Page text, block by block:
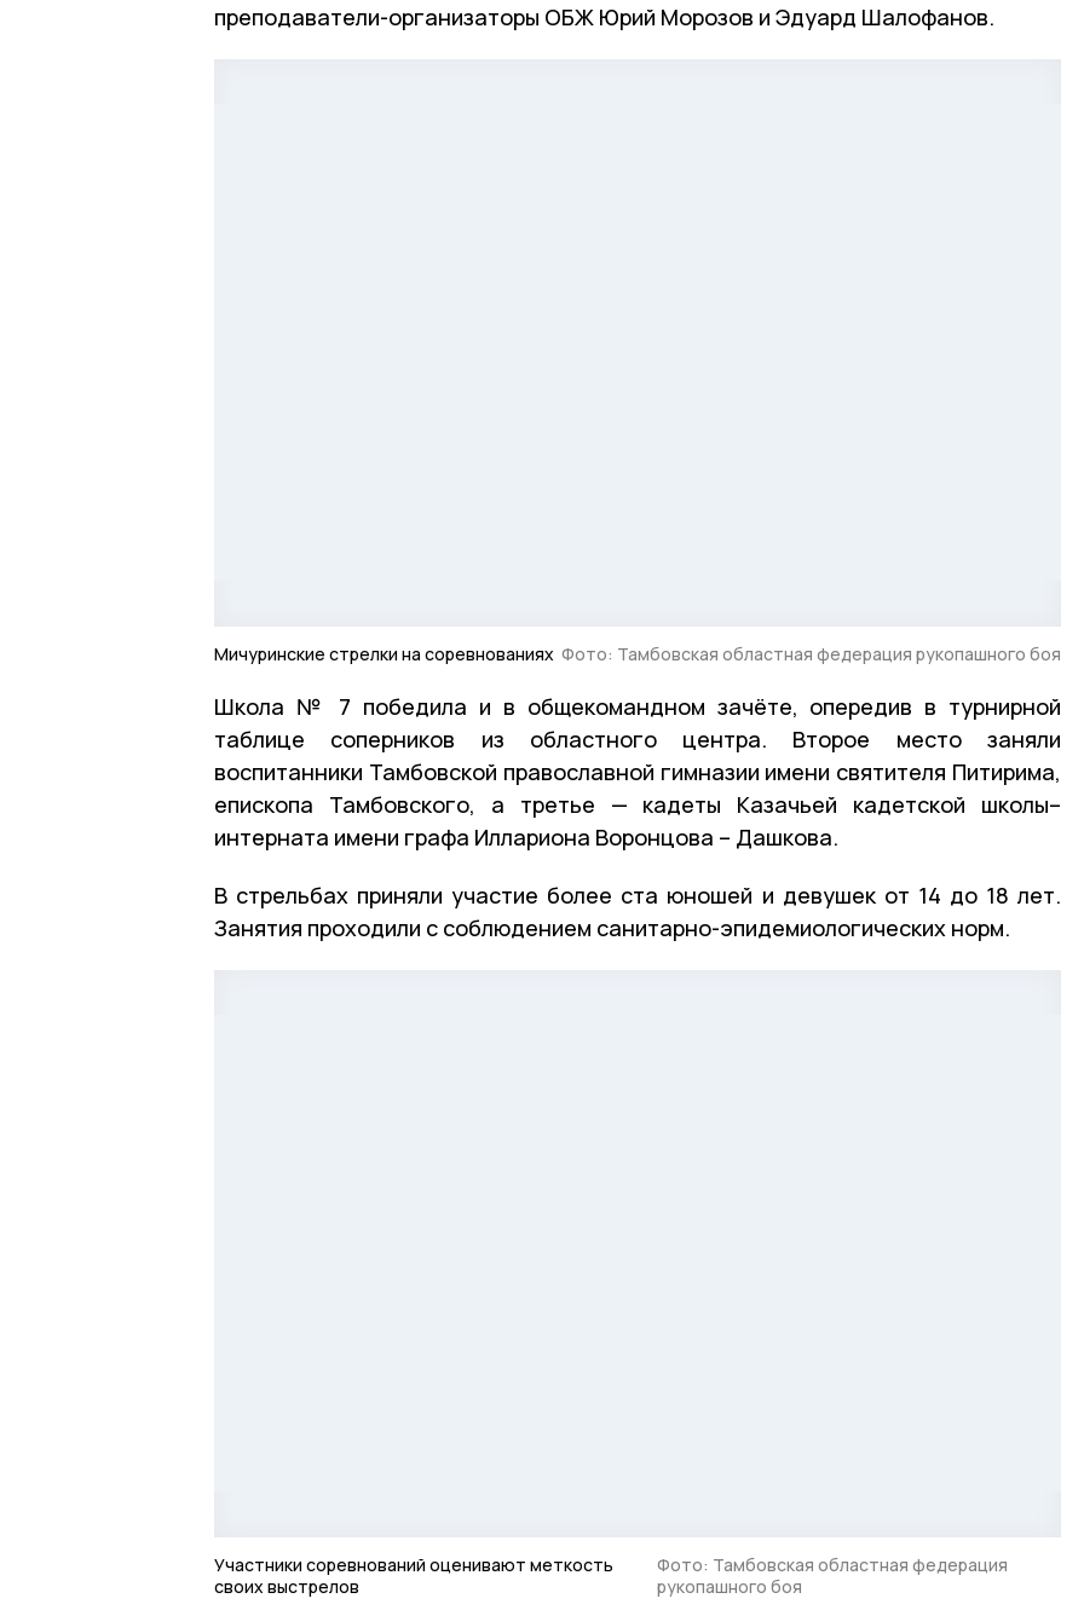
преподаватели-организаторы ОБЖ Юрий Морозов и Эдуард Шалофанов.
Мичуринские стрелки на соревнованиях Фото: Тамбовская областная федерация рукопашного боя
Школа № 7 победила и в общекомандном зачёте, опередив в турнирной
таблице соперников из областного центра. Второе место заняли
воспитанники Тамбовской православной гимназии имени святителя Питирима,
епископа Тамбовского, а третье — кадеты Казачьей кадетской школы–
интерната имени графа Иллариона Воронцова – Дашкова.
В стрельбах приняли участие более ста юношей и девушек от 14 до 18 лет.
Занятия проходили с соблюдением санитарно-эпидемиологических норм.
Участники соревнований оценивают меткость
своих выстрелов
Фото: Тамбовская областная федерация
рукопашного боя